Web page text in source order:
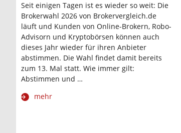
Seit einigen Tagen ist es wieder so weit: Die
Brokerwahl 2026 von Brokervergleich.de
läuft und Kunden von Online-Brokern, Robo-
Advisorn und Kryptobörsen können auch
dieses Jahr wieder für ihren Anbieter
abstimmen. Die Wahl findet damit bereits
zum 13. Mal statt. Wie immer gilt:
Abstimmen und …
mehr